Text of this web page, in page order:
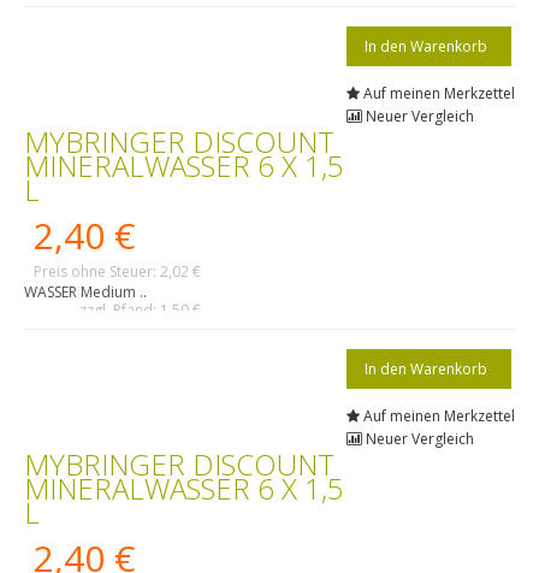
Auf meinen Merkzettel
Neuer Vergleich
MYBRINGER DISCOUNT
MINERALWASSER 6 X 1,5
L
2,40 €
Preis ohne Steuer: 2,02 €
zzgl. Pfand: 1,50 €
WASSER Medium ..
Auf meinen Merkzettel
Neuer Vergleich
MYBRINGER DISCOUNT
MINERALWASSER 6 X 1,5
L
2,40 €